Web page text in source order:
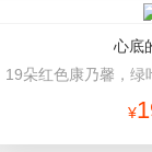
心底
¥